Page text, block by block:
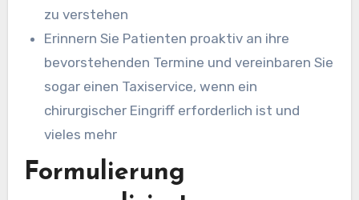
zu verstehen
Erinnern Sie Patienten proaktiv an ihre
bevorstehenden Termine und vereinbaren Sie
sogar einen Taxiservice, wenn ein
chirurgischer Eingriff erforderlich ist und
vieles mehr
Formulierung